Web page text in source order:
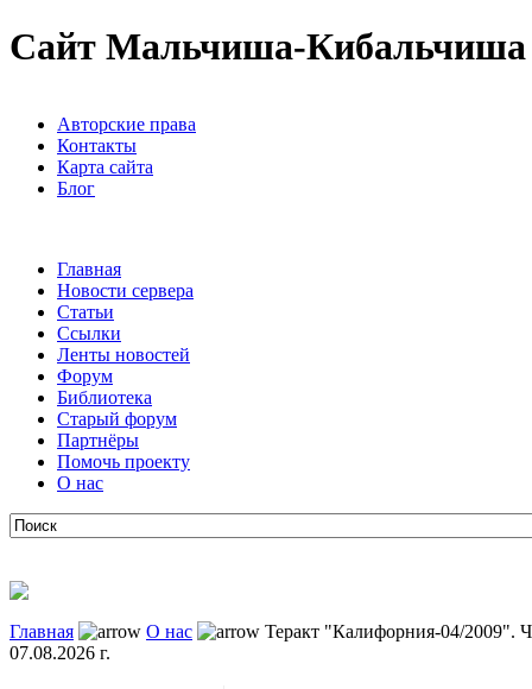
Сайт Мальчиша-Кибальчиша
Авторские права
Контакты
Карта сайта
Блог
Главная
Новости сервера
Статьи
Ссылки
Ленты новостей
Форум
Библиотека
Старый форум
Партнёры
Помочь проекту
О нас
Главная О нас
Теракт "Калифорния-04/2009".
07.08.2026 г.